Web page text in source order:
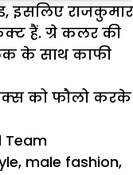
इसलिए राजकुमार
हैं. ग्रे कलर की
के साथ काफी
को फौलो करके
TeamCategories
, male fashion,